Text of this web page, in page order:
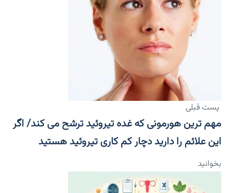
پست قبلی
مهم ترین هورمونی که غده تیروئید ترشح می کند/ اگر
این علائم را دارید دچار کم کاری تیروئید هستید
بخوانید